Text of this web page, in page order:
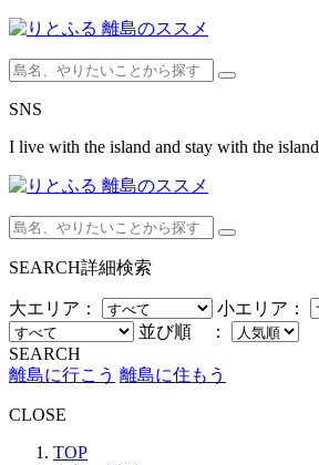
SNS
I live with the island and stay with the island
SEARCH詳細検索
大エリア： 小エリア：
並び順 ：
SEARCH
離島に行こう 離島に住もう
CLOSE
TOP